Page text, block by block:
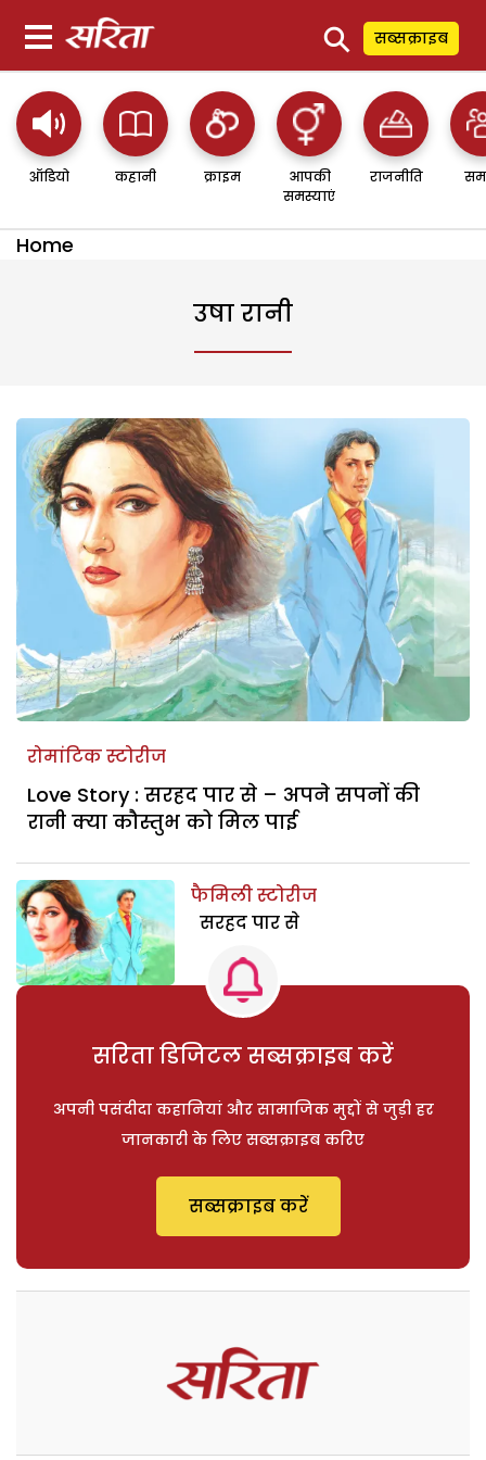
⚲ सब्सक्राइब
ऑडियो कहानी क्राइम
आपकी
समस्याएं
राजनीति
Home
उषा रानी
रोमांटिक स्टोरीज
Love Story : सरहद पार से – अपने सपनों की
रानी क्या कौस्तुभ को मिल पाई
फैमिली स्टोरीज
सरहद पार से
सरिता डिजिटल सब्सक्राइब करें
अपनी पसंदीदा कहानियां और सामाजिक मुद्दों से जुड़ी हर
जानकारी के लिए सब्सक्राइब करिए
सब्सक्राइब करें